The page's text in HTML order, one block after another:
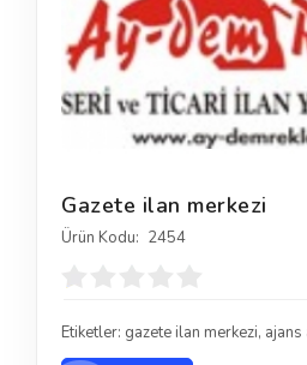
Gazete ilan merkezi
Ürün Kodu: 2454
Etiketler: gazete ilan merkezi,